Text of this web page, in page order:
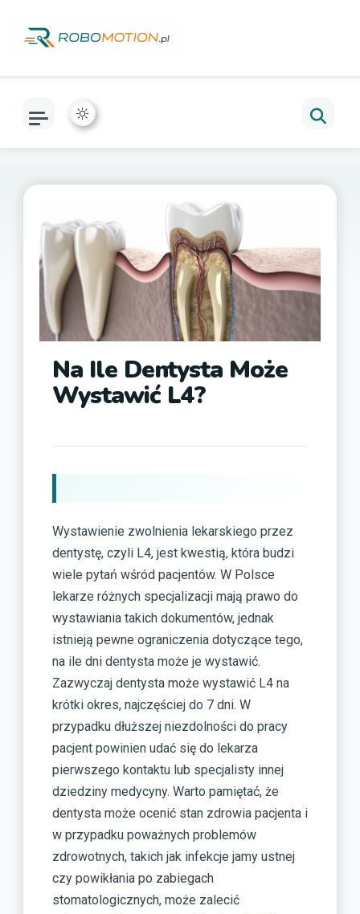
Na Ile Dentysta Może
Wystawić L4?
Wystawienie zwolnienia lekarskiego przez
dentystę, czyli L4, jest kwestią, która budzi
wiele pytań wśród pacjentów. W Polsce
lekarze różnych specjalizacji mają prawo do
wystawiania takich dokumentów, jednak
istnieją pewne ograniczenia dotyczące tego,
na ile dni dentysta może je wystawić.
Zazwyczaj dentysta może wystawić L4 na
krótki okres, najczęściej do 7 dni. W
przypadku dłuższej niezdolności do pracy
pacjent powinien udać się do lekarza
pierwszego kontaktu lub specjalisty innej
dziedziny medycyny. Warto pamiętać, że
dentysta może ocenić stan zdrowia pacjenta i
w przypadku poważnych problemów
zdrowotnych, takich jak infekcje jamy ustnej
czy powikłania po zabiegach
stomatologicznych, może zalecić